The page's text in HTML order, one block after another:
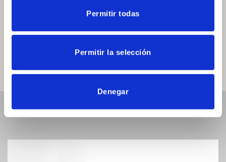
Permitir todas
Permitir la selección
Denegar
el mueble deseado. Además, el aparador ha sido diseñado